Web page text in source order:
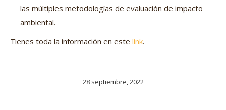
las múltiples metodologías de evaluación de impacto
ambiental.
Tienes toda la información en este link.
28 septiembre, 2022